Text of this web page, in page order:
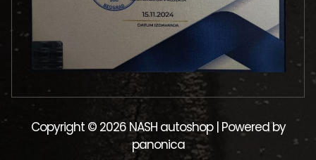
Copyright © 2026 NASH autoshop | Powered by
panonica